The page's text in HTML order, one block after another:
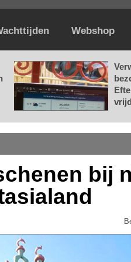
Webshop
bij